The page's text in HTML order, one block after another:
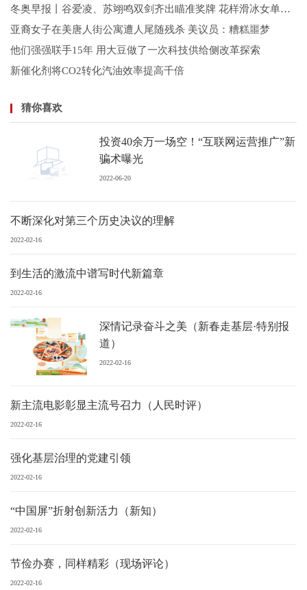
冬奥早报丨谷爱凌、苏翊鸣双剑齐出瞄准奖牌 花样滑冰女单今日开赛
亚裔女子在美唐人街公寓遭人尾随残杀 美议员：糟糕噩梦
他们强强联手15年 用大豆做了一次科技供给侧改革探索
新催化剂将CO2转化汽油效率提高千倍
猜你喜欢
投资40余万一场空！“互联网运营推广”新
骗术曝光
2022-06-20
不断深化对第三个历史决议的理解
2022-02-16
到生活的激流中谱写时代新篇章
2022-02-16
深情记录奋斗之美（新春走基层·特别报
道）
2022-02-16
新主流电影彰显主流号召力（人民时评）
2022-02-16
强化基层治理的党建引领
2022-02-16
“中国屏”折射创新活力（新知）
2022-02-16
节俭办赛，同样精彩（现场评论）
2022-02-16